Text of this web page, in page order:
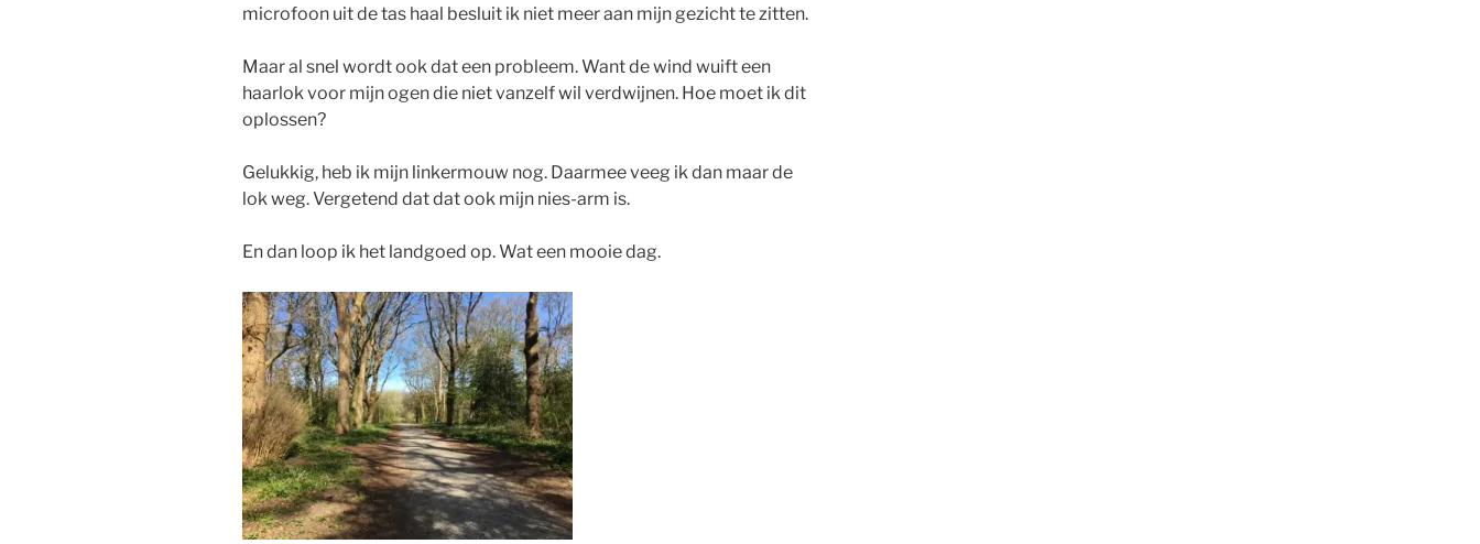
microfoon uit de tas haal besluit ik niet meer aan mijn gezicht te zitten.
Maar al snel wordt ook dat een probleem. Want de wind wuift een
haarlok voor mijn ogen die niet vanzelf wil verdwijnen. Hoe moet ik dit
oplossen?
Gelukkig, heb ik mijn linkermouw nog. Daarmee veeg ik dan maar de
lok weg. Vergetend dat dat ook mijn nies-arm is.
En dan loop ik het landgoed op. Wat een mooie dag.